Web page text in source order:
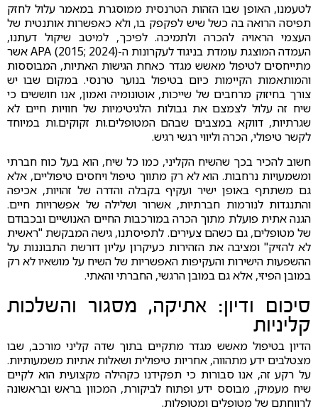
לטעמנו, האופן שבו הזהות הטרנסית ממוסגרת במאמר עלול לחזק
תפיסה הרואה בה כשל שיש לפקפק בו, ולא כאפשרות אותנטית של
העצמי הראויה להכרה ולתמיכה. לפיכך, למיטב שיקול דעתנו,
העמדה המוצגת עומדת בניגוד לעקרונות ה-APA (2015; 2024) אשר
מתייחסים לטיפול מאשש מגדר כאחת הגישות האתיות, המבוססות
והמותאמות הקיימות כיום בטיפול בנוער טרנסי. במקום שבו יש
צורך בחיזוק מרחבים של שייכות, אוטונומיה ואמון, אנו חוששים כי
שיח זה עלול לצמצם את גבולות הלגיטימיות של חוויות חיים לא
שגרתיות, דווקא במצבים שבהם המטופלים.ות זקוקים.ות במיוחד
לקשר טיפולי, הכרה וליווי רגשי רגיש.
חשוב להכיר בכך שהשיח הקליני, כמו כל שיח, הוא בעל כוח חברתי
ומשמעויות נרחבות. הוא לא רק מתווך טיפול ויחסים טיפוליים, אלא
גם משתתף באופן ישיר ועקיף בקבלה והדרה של זהויות, אכיפה
והתנגדות לנורמות חברתיות, אשרור ושלילה של אפשרויות חיים.
הגנה אתית פועלת מתוך הכרה במורכבות החיים האנושיים ובכבודם
של מטופלים, גם כשהם צעירים. לתפיסתנו, גישה המבקשת "ראשית
לא להזיק" ומציבה את הזהירות כעיקרון עליון דורשת התבוננות על
ההשפעות הישירות והעקיפות האפשריות של השיח על מושאיו לא רק
במובן הפיזי, אלא גם במובן הרגשי, החברתי והאתי.
סיכום ודיון: אתיקה, מסגור והשלכות
קליניות
הדיון בטיפול מאשש מגדר מתקיים בתוך שדה קליני מורכב, שבו
מצטלבים ידע מתהווה, אחריות טיפולית ושאלות אתיות משמעותיות.
על רקע זה, אנו סבורות כי תפקידנו כקהילה מקצועית הוא לקיים
שיח מעמיק, מבוסס ידע ופתוח לביקורת, המכוון בראש ובראשונה
לרווחתם של מטופלים ומטופלות.